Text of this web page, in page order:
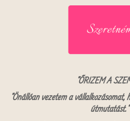
"ŐRIZEM A
"Önállóan vezetem a vállalkozásomat,
útmutatást."